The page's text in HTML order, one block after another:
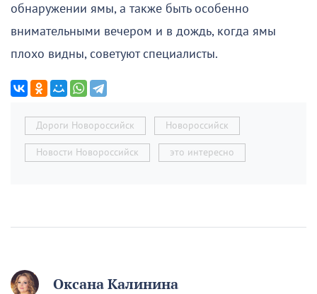
обнаружении ямы, а также быть особенно
внимательными вечером и в дождь, когда ямы
плохо видны, советуют специалисты.
Дороги Новороссийск Новороссийск
Новости Новороссийск это интересно
Оксана Калинина